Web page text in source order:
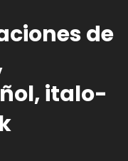
de
italo-